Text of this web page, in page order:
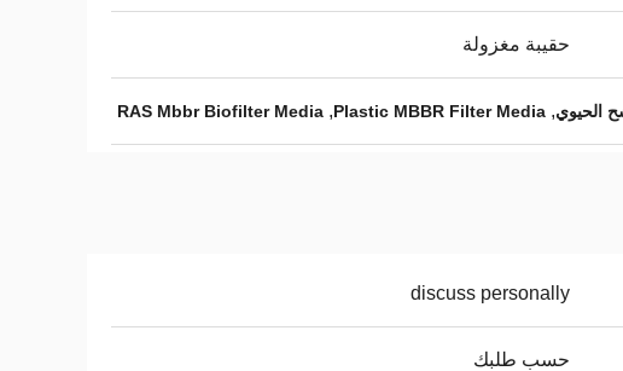
حقيبة مغزولة
,
Plastic MBBR Filter Media
,
RAS Mbbr Biofilter Media
discuss personally
حسب طلبك